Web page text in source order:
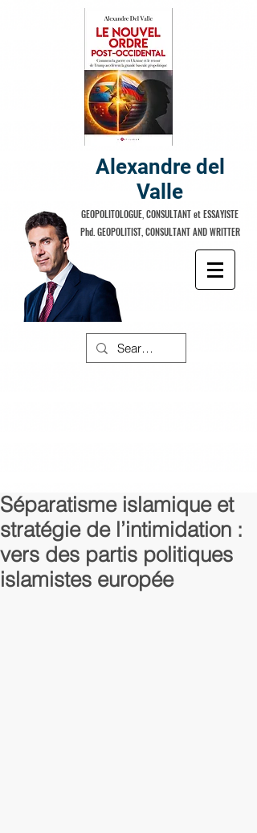
Alexandre del
Valle
GEOPOLITOLOGUE, CONSULTANT et ESSAYISTE
Phd. GEOPOLITIST, CONSULTANT AND WRITTER
Séparatisme islamique et
stratégie de l’intimidation :
vers des partis politiques
islamistes europée